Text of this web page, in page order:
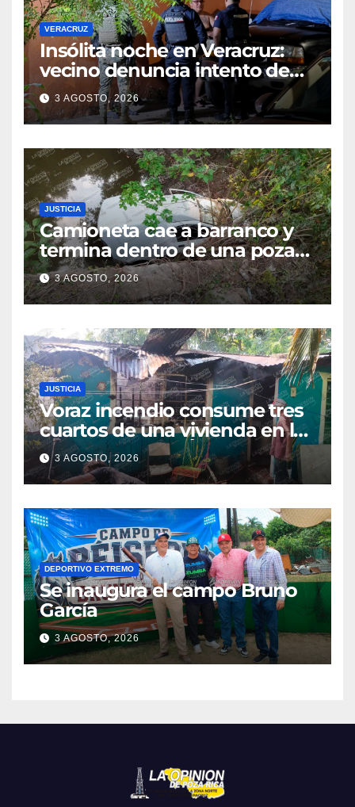
VERACRUZ
Insólita noche en Veracruz:
vecino denuncia intento de
cateo tras viralizar video
captado por cámaras de
seguridad
3 AGOSTO, 2026
JUSTICIA
Camioneta cae a barranco y
termina dentro de una poza
en Coatzintla; conductor sale
con golpes leves
3 AGOSTO, 2026
JUSTICIA
Voraz incendio consume tres
cuartos de una vivienda en la
colonia Manuel Ávila
Camacho
3 AGOSTO, 2026
DEPORTIVO EXTREMO
Se inaugura el campo Bruno
García
3 AGOSTO, 2026